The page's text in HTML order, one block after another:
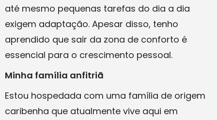
até mesmo pequenas tarefas do dia a dia
exigem adaptação. Apesar disso, tenho
aprendido que sair da zona de conforto é
essencial para o crescimento pessoal.
Minha família anfitriã
Estou hospedada com uma família de origem
caribenha que atualmente vive aqui em